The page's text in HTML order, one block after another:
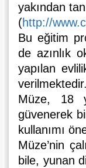
yakından
(http://
Bu eğitim
de azınlık
yapılan
verilmektedir.
Müze, 18
güvenerek
kullanımı
Müze’nin
bile, yunan